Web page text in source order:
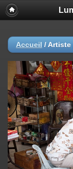
Accueil / Artiste